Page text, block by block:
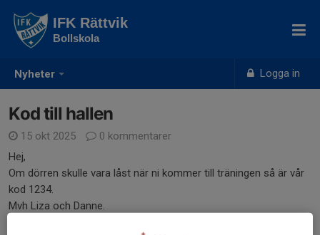
Nyheter Logga in
IFK Rättvik
Bollskola
Kod till hallen
15 okt 2025
0 kommentarer
Hej,
Om dörren skulle vara låst när ni kommer till träningen så är vår
kod 1234.
Mvh Liza och Danne.